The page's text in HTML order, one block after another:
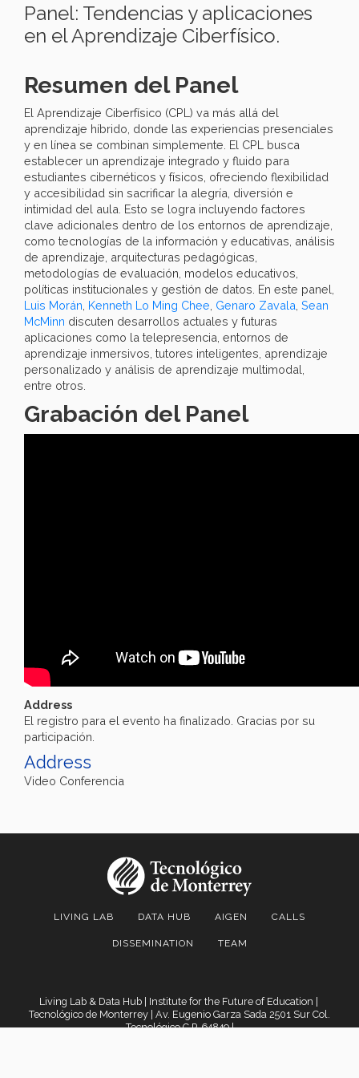
Panel: Tendencias y aplicaciones
en el Aprendizaje Ciberfísico.
Resumen del Panel
El Aprendizaje Ciberfísico (CPL) va más allá del
aprendizaje híbrido, donde las experiencias presenciales
y en línea se combinan simplemente. El CPL busca
establecer un aprendizaje integrado y fluido para
estudiantes cibernéticos y físicos, ofreciendo flexibilidad
y accesibilidad sin sacrificar la alegría, diversión e
intimidad del aula. Esto se logra incluyendo factores
clave adicionales dentro de los entornos de aprendizaje,
como tecnologías de la información y educativas, análisis
de aprendizaje, arquitecturas pedagógicas,
metodologías de evaluación, modelos educativos,
políticas institucionales y gestión de datos. En este panel,
Luis Morán Kenneth Lo Ming Chee Genaro Zavala Sean
McMinn discuten desarrollos actuales y futuras
aplicaciones como la telepresencia, entornos de
aprendizaje inmersivos, tutores inteligentes, aprendizaje
personalizado y análisis de aprendizaje multimodal,
entre otros.
Grabación del Panel
Address
El registro para el evento ha finalizado. Gracias por su
participación.
Address
Video Conferencia
LIVING LAB DATA HUB AIGEN CALLS
DISSEMINATION TEAM
Living Lab & Data Hub | Institute for the Future of Education |
Tecnológico de Monterrey | Av. Eugenio Garza Sada 2501 Sur Col.
Tecnológico C.P. 64849 |